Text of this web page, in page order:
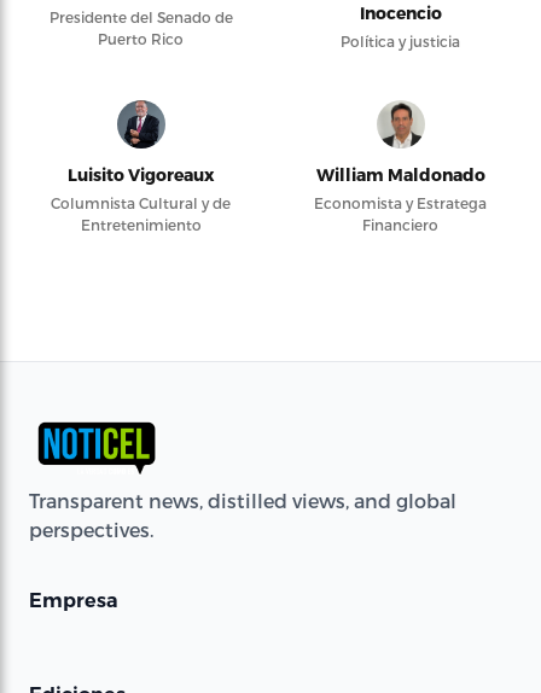
Presidente del Senado de
Puerto Rico
Inocencio
Política y justicia
Luisito Vigoreaux
Columnista Cultural y de
Entretenimiento
William Maldonado
Economista y Estratega
Financiero
Transparent news, distilled views, and global
perspectives.
Empresa